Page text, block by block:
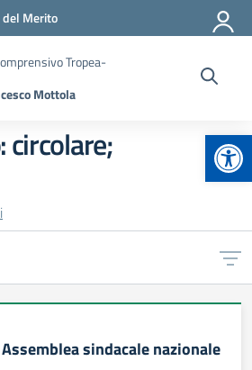
Merito
Tropea-
Mottola
circolare;
Assemblea sindacale nazionale